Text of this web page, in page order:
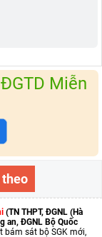
Miễn
(TN THPT, ĐGNL (Hà
an, ĐGNL Bộ Quốc
bám sát bộ SGK mới,